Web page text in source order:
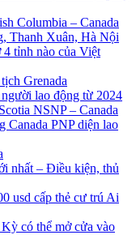
Columbia – Canada
Thanh Xuân, Hà Nội
tỉnh nào của Việt
Grenada
lao động từ 2024
NSNP – Canada
Canada PNP diện lao
nhất – Điều kiện, thủ
usd cấp thẻ cư trú Ai
có thể mở cửa vào